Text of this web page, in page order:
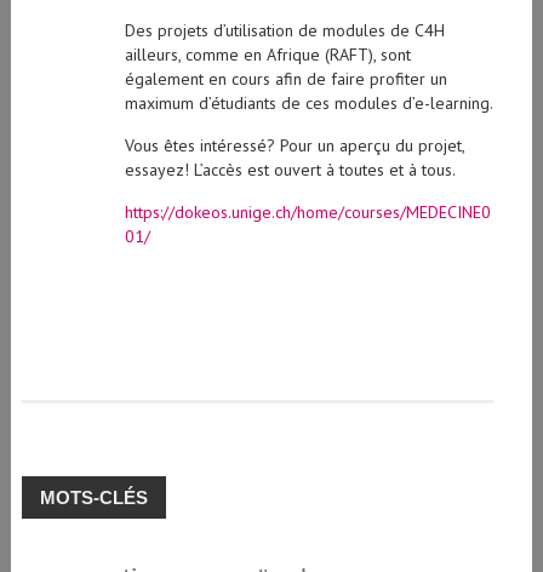
Des projets d’utilisation de modules de C4H
ailleurs, comme en Afrique (RAFT), sont
également en cours afin de faire profiter un
maximum d’étudiants de ces modules d’e-learning.
Vous êtes intéressé? Pour un aperçu du projet,
essayez! L’accès est ouvert à toutes et à tous.
https://dokeos.unige.ch/home/courses/MEDECINE0
01/
MOTS-CLÉS